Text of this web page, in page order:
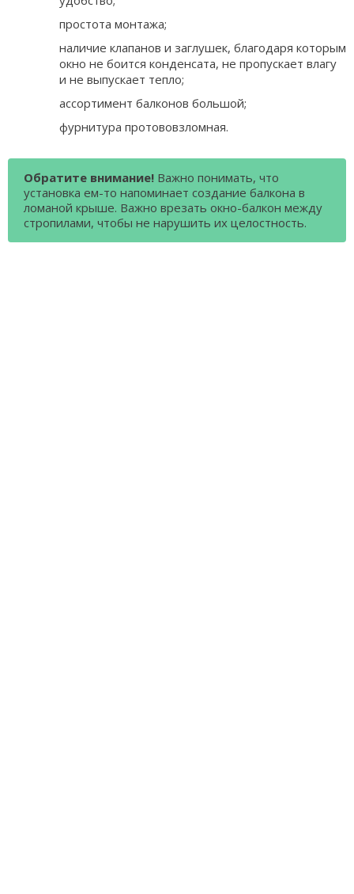
простота монтажа;
наличие клапанов и заглушек, благодаря которым
окно не боится конденсата, не пропускает влагу
и не выпускает тепло;
ассортимент балконов большой;
фурнитура протововзломная.
Обратите внимание! Важно понимать, что
установка ем-то напоминает создание балкона в
ломаной крыше. Важно врезать окно-балкон между
стропилами, чтобы не нарушить их целостность.